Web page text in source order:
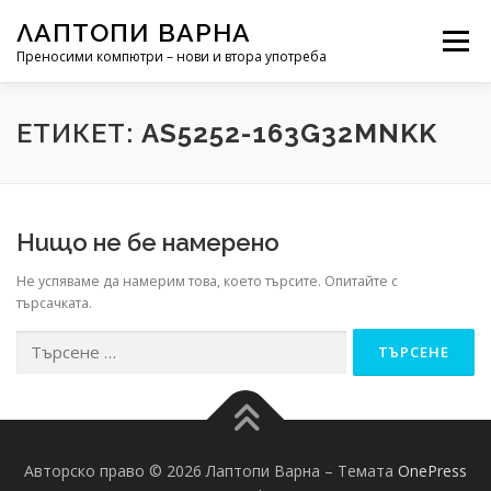
ЛАПТОПИ ВАРНА
Преносими компютри – нови и втора употреба
Меню
РЕМОНТ НА ЛАПТОП НОВИНИ
ЕТИКЕТ: AS5252-163G32MNKK
Нищо не бе намерено
Не успяваме да намерим това, което търсите. Опитайте с
търсачката.
Авторско право © 2026 Лаптопи Варна – Темата OnePress